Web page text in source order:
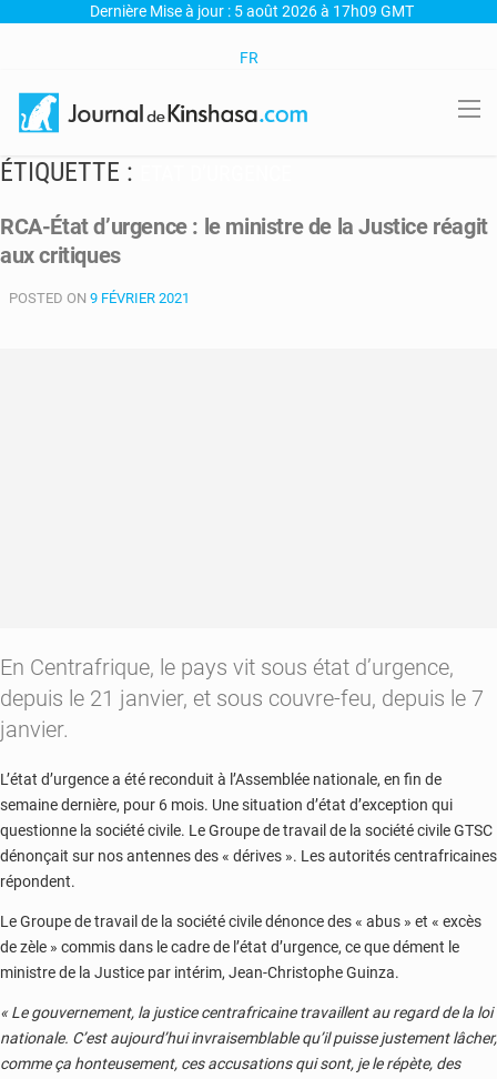
Dernière Mise à jour : 5 août 2026 à 17h09 GMT
FR
ÉTIQUETTE :
RCA-État d’urgence : le ministre de la Justice réagit
aux critiques
POSTED ON 9 FÉVRIER 2021
En Centrafrique, le pays vit sous état d’urgence,
depuis le 21 janvier, et sous couvre-feu, depuis le 7
janvier.
L’état d’urgence a été reconduit à l’Assemblée nationale, en fin de
semaine dernière, pour 6 mois. Une situation d’état d’exception qui
questionne la société civile. Le Groupe de travail de la société civile GTSC
dénonçait sur nos antennes des « dérives ». Les autorités centrafricaines
répondent.
Le Groupe de travail de la société civile dénonce des « abus » et « excès
de zèle » commis dans le cadre de l’état d’urgence, ce que dément le
ministre de la Justice par intérim, Jean-Christophe Guinza.
« Le gouvernement, la justice centrafricaine travaillent au regard de la loi
nationale. C’est aujourd’hui invraisemblable qu’il puisse justement lâcher,
comme ça honteusement, ces accusations qui sont, je le répète, des